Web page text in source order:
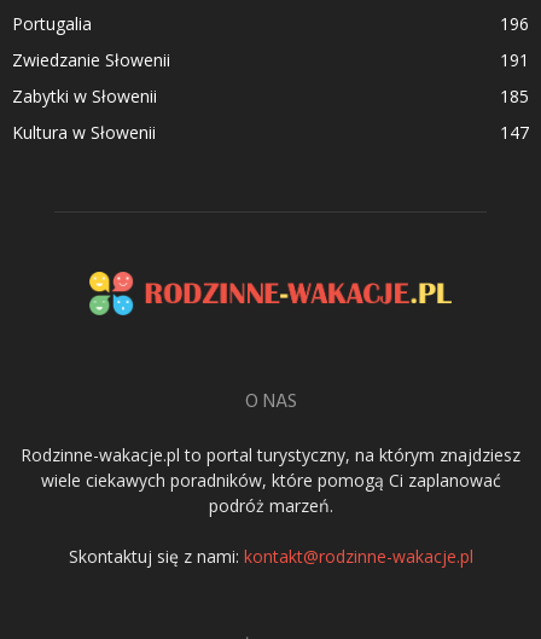
Portugalia
196
Zwiedzanie Słowenii
191
Zabytki w Słowenii
185
Kultura w Słowenii
147
O NAS
Rodzinne-wakacje.pl to portal turystyczny, na którym znajdziesz
wiele ciekawych poradników, które pomogą Ci zaplanować
podróż marzeń.
Skontaktuj się z nami: kontakt@rodzinne-wakacje.pl